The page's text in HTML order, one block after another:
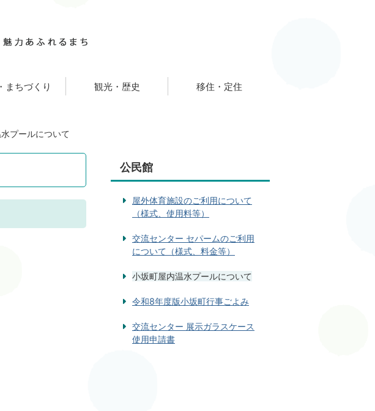
まちづくり 観光・歴史 移住・定住
プールについて
公民館
屋外体育施設のご利用について
（様式、使用料等）
交流センター セパームのご利用
について（様式、料金等）
小坂町屋内温水プールについて
令和8年度版小坂町行事ごよみ
交流センター 展示ガラスケース
使用申請書